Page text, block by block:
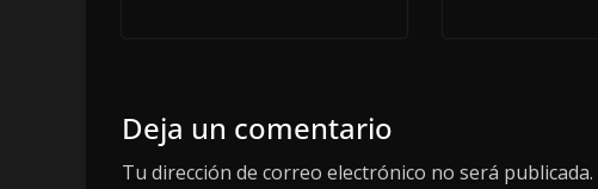
Deja un comentario
Tu dirección de correo electrónico no será publicada.